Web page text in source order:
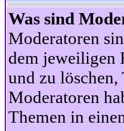
Was sind
Moderatoren
dem jeweiligen
und zu
Moderatoren
Themen in